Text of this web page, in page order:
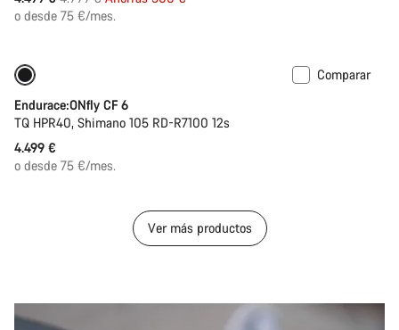
original
o desde 75 €/mes.
Comparar
Endurace:ONfly CF 6
TQ HPR40, Shimano 105 RD-R7100 12s
4.499 €
o desde 75 €/mes.
Ver más productos